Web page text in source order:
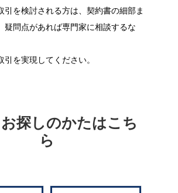
引を検討される方は、契約書の細部ま
疑問点があれば専門家に相談するな
引を実現してください。
探しのかたはこち
ら